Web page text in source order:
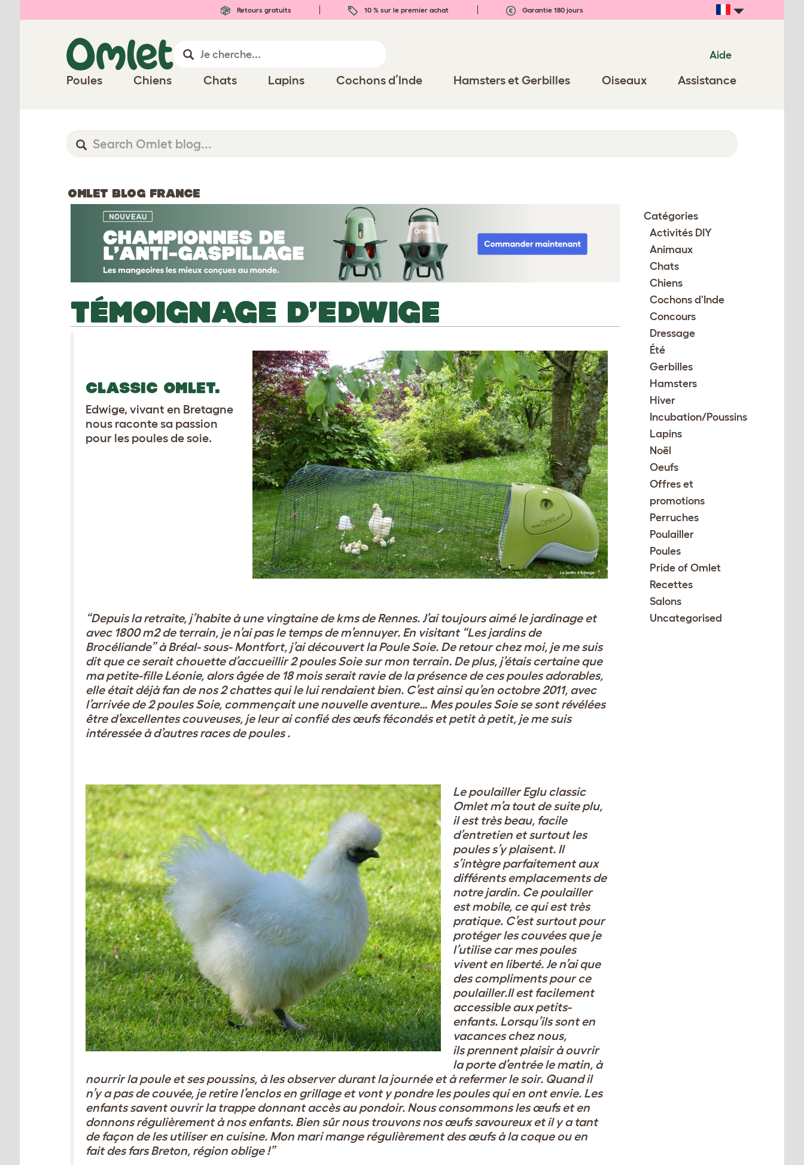
Retours gratuits 10 % sur le premier achat Garantie 180 jours
Aide
Poules Chiens Chats Lapins Cochons d’Inde Hamsters et Gerbilles Oiseaux Assistance
OMLET BLOG FRANCE
TÉMOIGNAGE D’EDWIGE
CLASSIC OMLET.
Edwige, vivant en Bretagne
nous raconte sa passion
pour les poules de soie.
“Depuis la retraite, j’habite à une vingtaine de kms de Rennes. J’ai toujours aimé lejardinage et
avec 1800 m2 de terrain, je n’ai pas le temps de m’ennuyer. En visitant “Les jardins de
Brocéliande” à Bréal- sous- Montfort, j’ai découvert la PouleSoie. De retour chez moi, je me suis
dit que ce serait chouette d’accueillir 2 poules Soiesur mon terrain. De plus, j’étais certaine que
ma petite-fille Léonie, alors âgée de 18mois serait ravie de la présence de ces poules adorables,
elle était déjà fan de nos 2chattes qui le lui rendaient bien. C’est ainsi qu’en octobre 2011, avec
l’arrivée de 2 poules Soie, commençait une nouvelleaventure… Mes poules Soie se sont révélées
être d’excellentes couveuses, je leur ai confié des œufsfécondés et petit à petit, je me suis
intéressée à d’autres races de poules .
Le poulailler Eglu classic
Omlet m’a tout de suite plu,
il est très beau, facile
d’entretien et surtout les
poules s’y plaisent. Il
s’intègre parfaitement aux
différents emplacements de
notre jardin. Ce poulailler
est mobile, ce qui est très
pratique. C’est surtout pour
protéger les couvées que je
l’utilise car mes poules
vivent en liberté. Je n’ai que
des compliments pour ce
poulailler.Il est facilement
accessible aux petits-
enfants. Lorsqu’ils sont en
vacances chez nous,
ilsprennent plaisir à ouvrir
la porte d’entrée le matin, à
nourrir la poule et ses poussins, àles observer durant la journée et à refermer le soir. Quand il
n’y a pas de couvée, je retire l’enclos en grillage et vont y pondre les poules quien ont envie. Les
enfants savent ouvrir la trappe donnant accès au pondoir. Nous consommons les œufs et en
donnons régulièrement à nos enfants. Bien sûr nous trouvons nos œufs savoureux et il y a tant
de façon de les utiliser en cuisine. Mon mari mange régulièrement des œufs à la coque ou en
fait des fars Breton, région oblige !”
Catégories
Activités DIY
Animaux
Chats
Chiens
Cochons d'Inde
Concours
Dressage
Été
Gerbilles
Hamsters
Hiver
Incubation/Poussins
Lapins
Noël
Oeufs
Offres et
promotions
Perruches
Poulailler
Poules
Pride of Omlet
Recettes
Salons
Uncategorised